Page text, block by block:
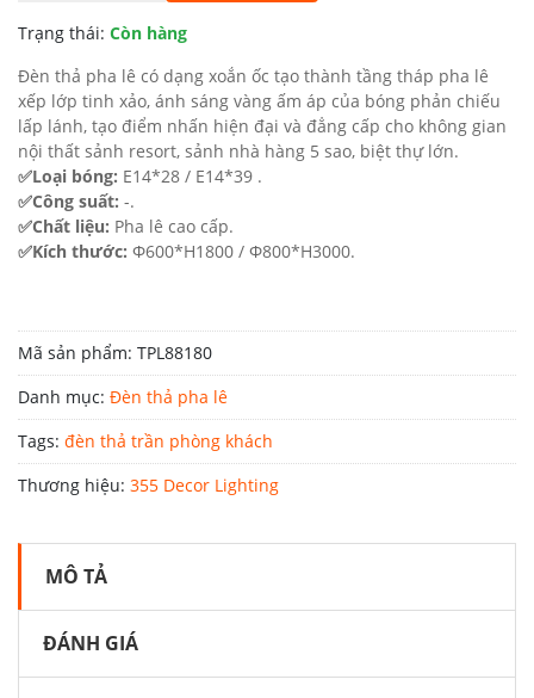
23.137.000 ₫
Trạng thái: Còn hàng
Đèn thả pha lê có dạng xoắn ốc tạo thành tầng tháp pha lê
xếp lớp tinh xảo, ánh sáng vàng ấm áp của bóng phản chiếu
lấp lánh, tạo điểm nhấn hiện đại và đẳng cấp cho không gian
nội thất sảnh resort, sảnh nhà hàng 5 sao, biệt thự lớn.
✅Loại bóng: E14*28 / E14*39 .
✅Công suất: -.
✅Chất liệu: Pha lê cao cấp.
✅Kích thước: Φ600*H1800 / Φ800*H3000.
Mã sản phẩm: TPL88180
Danh mục: Đèn thả pha lê
Tags: đèn thả trần phòng khách
Thương hiệu: 355 Decor Lighting
MÔ TẢ
ĐÁNH GIÁ